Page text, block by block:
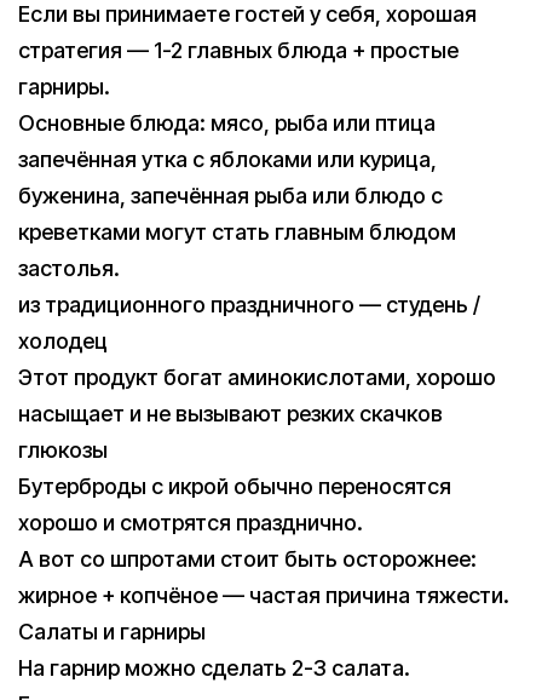
Если вы принимаете гостей у себя, хорошая
стратегия — 1-2 главных блюда + простые
гарниры.
Основные блюда: мясо, рыба или птица
запечённая утка с яблоками или курица,
буженина, запечённая рыба или блюдо с
креветками могут стать главным блюдом
застолья.
из традиционного праздничного — студень /
холодец
Этот продукт богат аминокислотами, хорошо
насыщает и не вызывают резких скачков
глюкозы
Бутерброды с икрой обычно переносятся
хорошо и смотрятся празднично.
А вот со шпротами стоит быть осторожнее:
жирное + копчёное — частая причина тяжести.
Салаты и гарниры
На гарнир можно сделать 2-3 салата.